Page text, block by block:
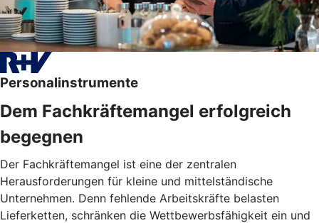
Personalinstrumente
Dem Fachkräftemangel erfolgreich
begegnen
Der Fachkräftemangel ist eine der zentralen
Herausforderungen für kleine und mittelständische
Unternehmen. Denn fehlende Arbeitskräfte belasten
Lieferketten, schränken die Wettbewerbsfähigkeit ein und